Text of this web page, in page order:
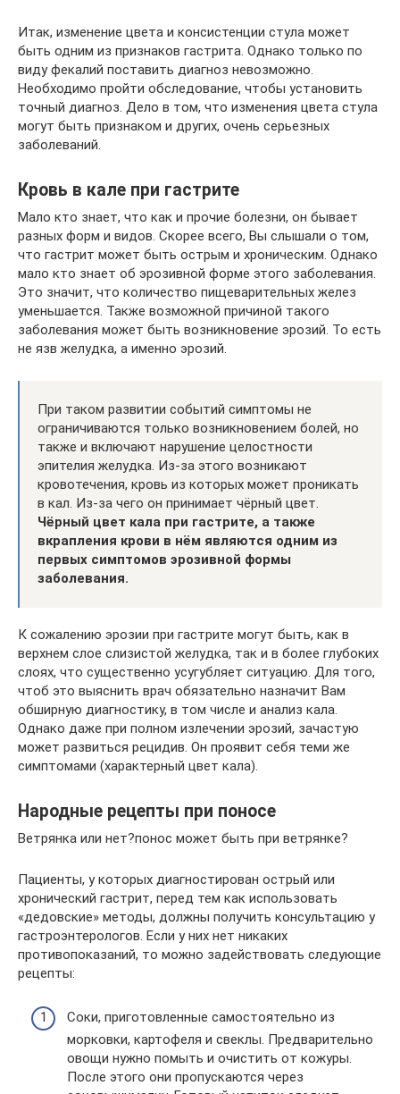
Итак, изменение цвета и консистенции стула может
быть одним из признаков гастрита. Однако только по
виду фекалий поставить диагноз невозможно.
Необходимо пройти обследование, чтобы установить
точный диагноз. Дело в том, что изменения цвета стула
могут быть признаком и других, очень серьезных
заболеваний.
Кровь в кале при гастрите
Мало кто знает, что как и прочие болезни, он бывает
разных форм и видов. Скорее всего, Вы слышали о том,
что гастрит может быть острым и хроническим. Однако
мало кто знает об эрозивной форме этого заболевания.
Это значит, что количество пищеварительных желез
уменьшается. Также возможной причиной такого
заболевания может быть возникновение эрозий. То есть
не язв желудка, а именно эрозий.
При таком развитии событий симптомы не
ограничиваются только возникновением болей, но
также и включают нарушение целостности
эпителия желудка. Из-за этого возникают
кровотечения, кровь из которых может проникать
в кал. Из-за чего он принимает чёрный цвет.
Чёрный цвет кала при гастрите, а также
вкрапления крови в нём являются одним из
первых симптомов эрозивной формы
заболевания.
К сожалению эрозии при гастрите могут быть, как в
верхнем слое слизистой желудка, так и в более глубоких
слоях, что существенно усугубляет ситуацию. Для того,
чтоб это выяснить врач обязательно назначит Вам
обширную диагностику, в том числе и анализ кала.
Однако даже при полном излечении эрозий, зачастую
может развиться рецидив. Он проявит себя теми же
симптомами (характерный цвет кала).
Народные рецепты при поносе
Ветрянка или нет?понос может быть при ветрянке?
Пациенты, у которых диагностирован острый или
хронический гастрит, перед тем как использовать
«дедовские» методы, должны получить консультацию у
гастроэнтерологов. Если у них нет никаких
противопоказаний, то можно задействовать следующие
рецепты:
Соки, приготовленные самостоятельно из
морковки, картофеля и свеклы. Предварительно
овощи нужно помыть и очистить от кожуры.
После этого они пропускаются через